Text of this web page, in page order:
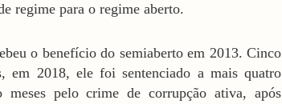
regime para o regime aberto.
o benefício do semiaberto em 2013. Cinco
em 2018, ele foi sentenciado a mais quatro
meses pelo crime de corrupção ativa, após